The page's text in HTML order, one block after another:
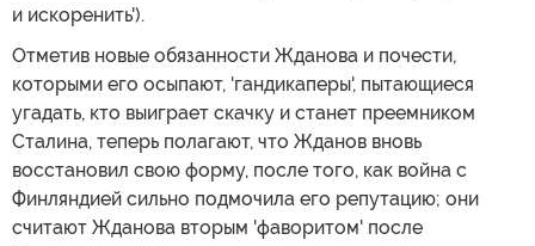
и искоренить').
Отметив новые обязанности Жданова и почести,
которыми его осыпают, 'гандикаперы', пытающиеся
угадать, кто выиграет скачку и станет преемником
Сталина, теперь полагают, что Жданов вновь
восстановил свою форму, после того, как война с
Финляндией сильно подмочила его репутацию; они
считают Жданова вторым 'фаворитом' после